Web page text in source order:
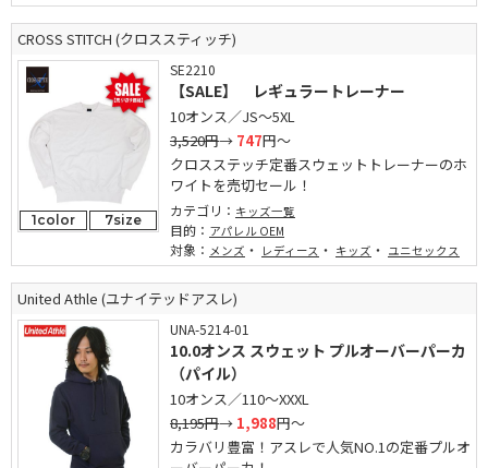
CROSS STITCH (クロススティッチ)
1color 7size
SE2210
【SALE】 レギュラートレーナー
10オンス／JS～5XL
3,520円→ 747円～
クロスステッチ定番スウェットトレーナーのホ
ワイトを売切セール！
カテゴリ： キッズ一覧
目的： アパレル OEM
対象： メンズ ・ レディース ・ キッズ ・ ユニセックス
United Athle (ユナイテッドアスレ)
UNA-5214-01
10.0オンス スウェット プルオーバーパーカ
（パイル）
10オンス／110～XXXL
8,195円→ 1,988円～
カラバリ豊富！アスレで人気NO.1の定番プルオ